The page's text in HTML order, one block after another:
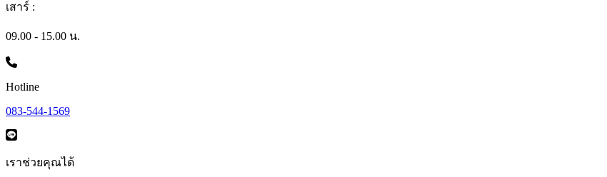
เสาร์ :
09.00 - 15.00 น.
Hotline
083-544-1569
เราช่วยคุณได้